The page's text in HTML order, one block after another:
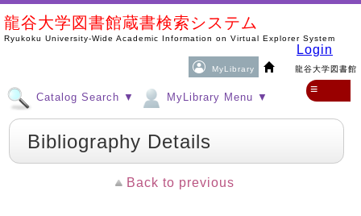
龍谷大学図書館蔵書検索システム
Ryukoku University-Wide Academic Information on Virtual Explorer System
MyLibrary 龍谷大学図書館
Login
Catalog Search ▼ MyLibrary Menu ▼
≡
Bibliography Details
Back to previous